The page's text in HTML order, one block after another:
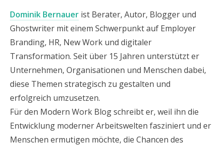
Dominik Bernauer ist Berater, Autor, Blogger und
Ghostwriter mit einem Schwerpunkt auf Employer
Branding, HR, New Work und digitaler
Transformation. Seit über 15 Jahren unterstützt er
Unternehmen, Organisationen und Menschen dabei,
diese Themen strategisch zu gestalten und
erfolgreich umzusetzen.
Für den Modern Work Blog schreibt er, weil ihn die
Entwicklung moderner Arbeitswelten fasziniert und er
Menschen ermutigen möchte, die Chancen des